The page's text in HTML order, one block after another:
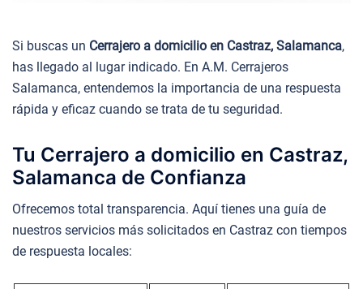
Si buscas un Cerrajero a domicilio en Castraz, Salamanca,
has llegado al lugar indicado. En A.M. Cerrajeros
Salamanca, entendemos la importancia de una respuesta
rápida y eficaz cuando se trata de tu seguridad.
Tu Cerrajero a domicilio en Castraz,
Salamanca de Confianza
Ofrecemos total transparencia. Aquí tienes una guía de
nuestros servicios más solicitados en Castraz con tiempos
de respuesta locales: